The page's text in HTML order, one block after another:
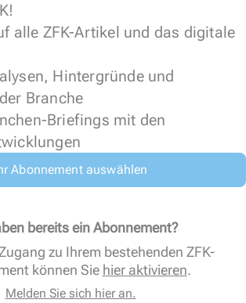
alle ZFK-Artikel und das digitale
Hintergründe und
Branche
Briefings mit den
Abonnement auswählen
bereits ein Abonnement?
zu Ihrem bestehenden ZFK-
können Sie hier aktivieren.
Melden Sie sich hier an.